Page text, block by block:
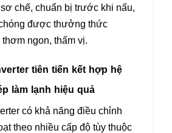
chế, chuẩn bị trước khi nấu,
được thưởng thức
ngon, thấm vị.
tiên tiến kết hợp hệ
làm lạnh hiệu quả
có khả năng điều chỉnh
theo nhiều cấp độ tùy thuộc